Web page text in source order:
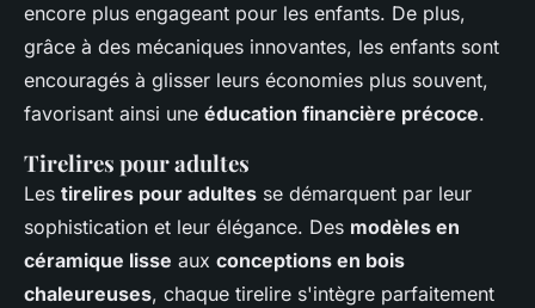
encore plus engageant pour les enfants. De plus,
grâce à des mécaniques innovantes, les enfants sont
encouragés à glisser leurs économies plus souvent,
favorisant ainsi une éducation financière précoce.
Tirelires pour adultes
Les tirelires pour adultes se démarquent par leur
sophistication et leur élégance. Des modèles en
céramique lisse aux conceptions en bois
chaleureuses, chaque tirelire s'intègre parfaitement